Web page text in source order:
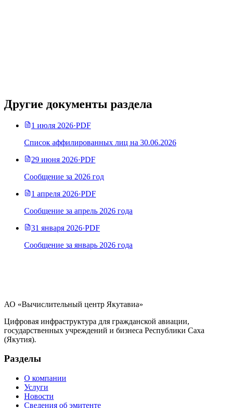
Другие документы раздела
1 июля 2026·PDF
Список аффилированных лиц на 30.06.2026
29 июня 2026·PDF
Сообщение за 2026 год
1 апреля 2026·PDF
Сообщение за апрель 2026 года
31 января 2026·PDF
Сообщение за январь 2026 года
АО «Вычислительный центр Якутавиа»
Цифровая инфраструктура для гражданской авиации,
государственных учреждений и бизнеса Республики Саха
(Якутия).
Разделы
О компании
Услуги
Новости
Сведения об эмитенте